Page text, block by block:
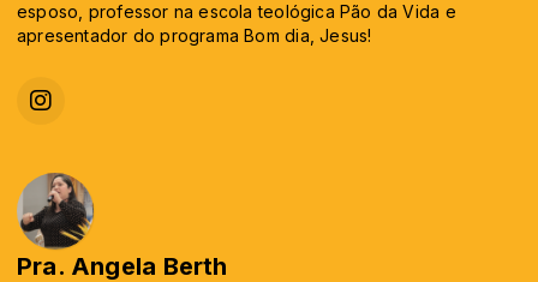
esposo, professor na escola teológica Pão da Vida e
apresentador do programa Bom dia, Jesus!
Pra. Angela Berth